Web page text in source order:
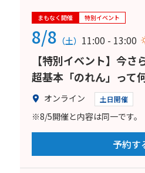
まもなく開催 特別イベント
8/8 （土） 11:00 - 13:00
【特別イベント】今
超基本「のれん」って
オンライン 土日開催
※8/5開催と内容は同一です。
予約す